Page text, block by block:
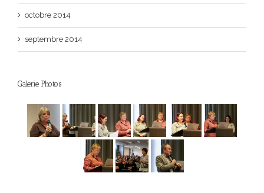
octobre 2014
septembre 2014
Galerie Photos